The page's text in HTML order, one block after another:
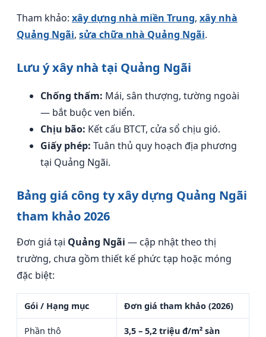
Tham khảo: xây dựng nhà miền Trung, xây nhà
Quảng Ngãi, sửa chữa nhà Quảng Ngãi.
Lưu ý xây nhà tại Quảng Ngãi
Chống thấm: Mái, sân thượng, tường ngoài
— bắt buộc ven biển.
Chịu bão: Kết cấu BTCT, cửa sổ chịu gió.
Giấy phép: Tuân thủ quy hoạch địa phương
tại Quảng Ngãi.
Bảng giá công ty xây dựng Quảng Ngãi
tham khảo 2026
Đơn giá tại Quảng Ngãi — cập nhật theo thị
trường, chưa gồm thiết kế phức tạp hoặc móng
đặc biệt:
Gói / Hạng mục Đơn giá tham khảo (2026)
Phần thô 3,5 – 5,2 triệu đ/m² sàn